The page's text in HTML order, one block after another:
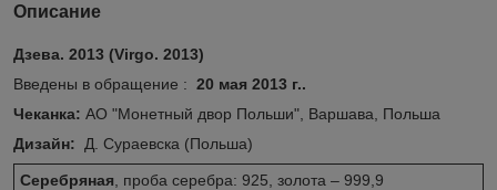
Описание
Дзева. 2013 (Virgo. 2013)
Введены в обращение : 20 мая 2013 г..
Чеканка: АО "Монетный двор Польши", Варшава, Польша
Дизайн:
Д. Сураевска (Польша)
Серебряная , проба серебра: 925, золота – 999,9